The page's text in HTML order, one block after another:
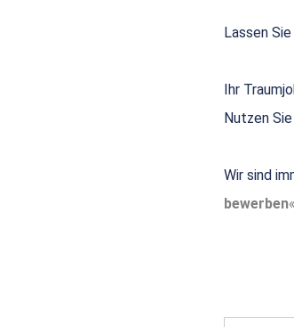
Lassen
Ihr
Nutzen
Wir sind
bewerben